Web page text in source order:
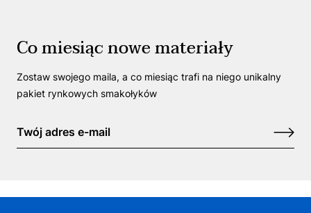
Co miesiąc nowe materiały
Zostaw swojego maila, a co miesiąc trafi na niego unikalny
pakiet rynkowych smakołyków